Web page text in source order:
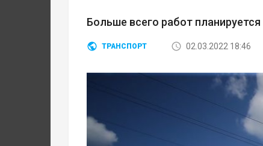
Больше всего работ
ТРАНСПОРТ 02.03.2022 18:46